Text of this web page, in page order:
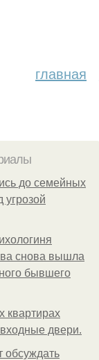
главная
до семейных
угрозой
снова вышла
бывшего
квартирах
двери.
обсуждать